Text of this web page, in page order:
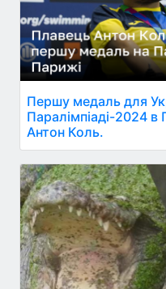
Першу медаль для
Паралімпіаді-2024
Антон Коль.